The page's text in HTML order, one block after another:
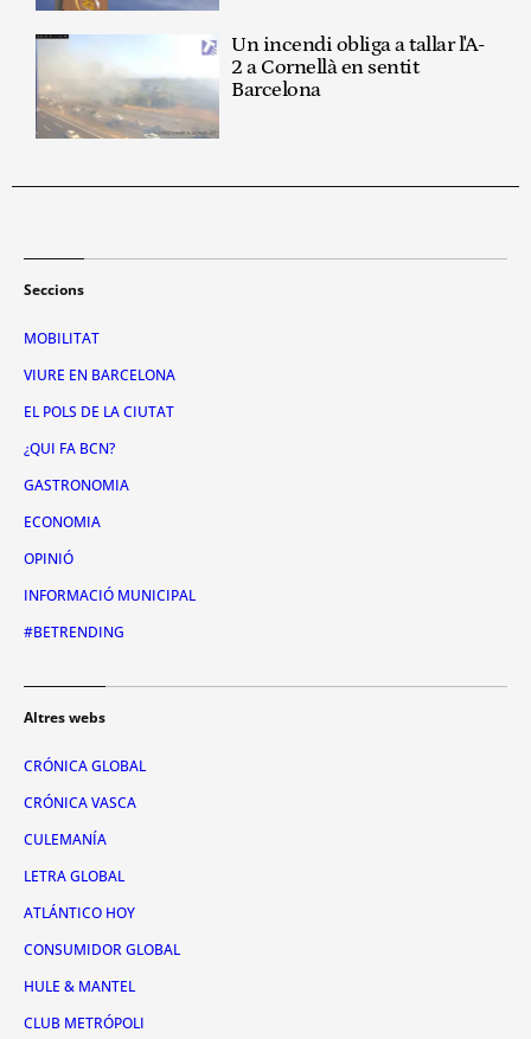
Un incendi obliga a tallar l'A-
2 a Cornellà en sentit
Barcelona
Seccions
MOBILITAT
VIURE EN BARCELONA
EL POLS DE LA CIUTAT
¿QUI FA BCN?
GASTRONOMIA
ECONOMIA
OPINIÓ
INFORMACIÓ MUNICIPAL
#BETRENDING
Altres webs
CRÓNICA GLOBAL
CRÓNICA VASCA
CULEMANÍA
LETRA GLOBAL
ATLÁNTICO HOY
CONSUMIDOR GLOBAL
HULE & MANTEL
CLUB METRÓPOLI